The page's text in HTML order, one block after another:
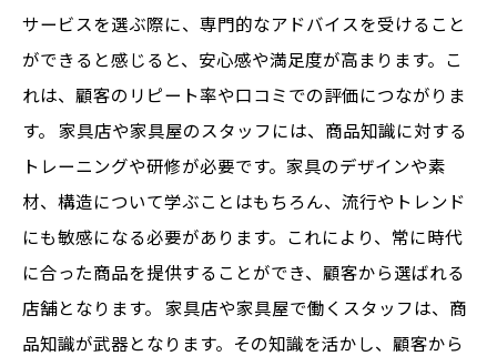
サービスを選ぶ際に、専門的なアドバイスを受けること
ができると感じると、安心感や満足度が高まります。こ
れは、顧客のリピート率や口コミでの評価につながりま
す。 家具店や家具屋のスタッフには、商品知識に対する
トレーニングや研修が必要です。家具のデザインや素
材、構造について学ぶことはもちろん、流行やトレンド
にも敏感になる必要があります。これにより、常に時代
に合った商品を提供することができ、顧客から選ばれる
店舗となります。 家具店や家具屋で働くスタッフは、商
品知識が武器となります。その知識を活かし、顧客から